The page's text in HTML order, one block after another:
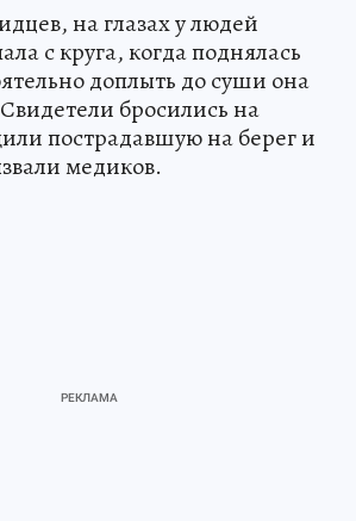
на глазах у людей
с круга, когда поднялась
доплыть до суши она
бросились на
пострадавшую на берег и
медиков.